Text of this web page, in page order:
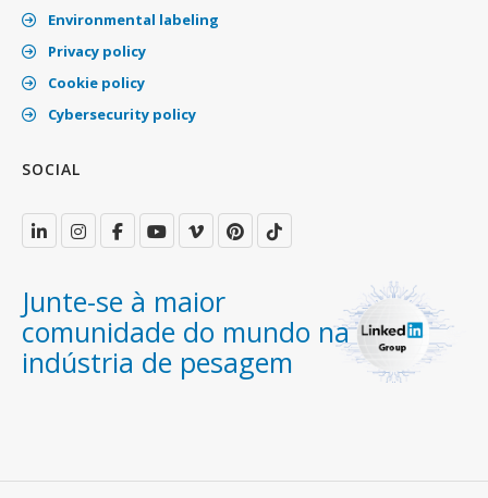
Environmental labeling
Privacy policy
Cookie policy
Cybersecurity policy
SOCIAL
Junte-se à maior
comunidade do mundo na
indústria de pesagem